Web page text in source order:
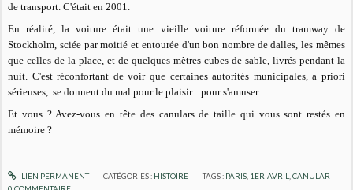
de transport. C'était en 2001.
En réalité, la voiture était une vieille voiture réformée du tramway de
Stockholm, sciée par moitié et entourée d'un bon nombre de dalles, les mêmes
que celles de la place, et de quelques mètres cubes de sable, livrés pendant la
nuit. C'est réconfortant de voir que certaines autorités municipales, a priori
sérieuses, se donnent du mal pour le plaisir... pour s'amuser.
Et vous ? Avez-vous en tête des canulars de taille qui vous sont restés en
mémoire ?
LIEN PERMANENT CATÉGORIES : HISTOIRE TAGS : PARIS 1ER-AVRIL ,CANULAR